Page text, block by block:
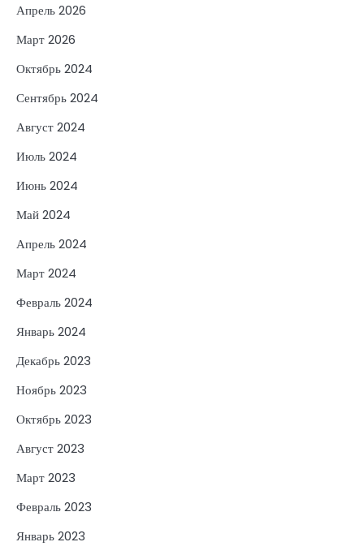
Апрель 2026
Март 2026
Октябрь 2024
Сентябрь 2024
Август 2024
Июль 2024
Июнь 2024
Май 2024
Апрель 2024
Март 2024
Февраль 2024
Январь 2024
Декабрь 2023
Ноябрь 2023
Октябрь 2023
Август 2023
Март 2023
Февраль 2023
Январь 2023